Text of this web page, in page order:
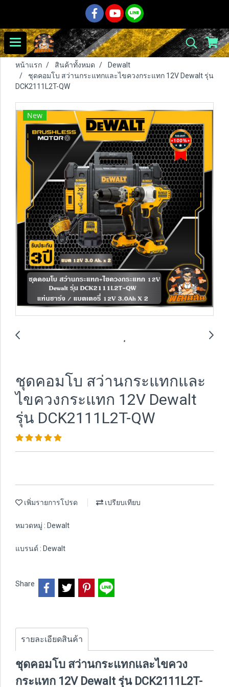
หน้าแรก สินค้าทั้งหมด
Dewalt
ชุดคอมโบ สว่านกระแทกและไขควงกระแทก 12V Dewalt รุ่น
DCK2111L2T-QW
New
ชุดคอมโบ สว่านกระแทกและ
ไขควงกระแทก 12V Dewalt
รุ่น DCK2111L2T-QW
เพิ่มรายการโปรด เปรียบเทียบ
หมวดหมู่ : Dewalt
แบรนด์ : Dewalt
Share
รายละเอียดสินค้า
ชุดคอมโบ สว่านกระแทกและไขควง
กระแทก 12V Dewalt รุ่น DCK2111L2T-